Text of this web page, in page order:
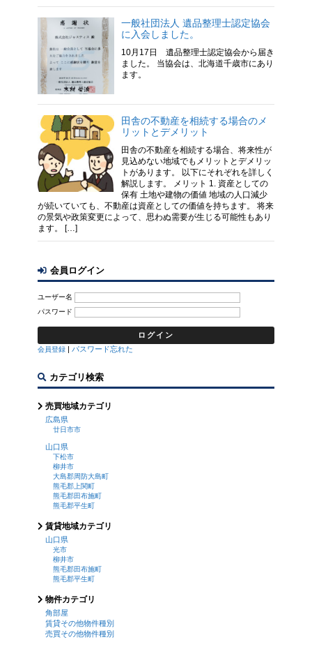
一般社団法人 遺品整理士認定協会
に入会しました。
10月17日 遺品整理士認定協会から届き
ました。 当協会は、北海道千歳市にあり
ます。
田舎の不動産を相続する場合のメ
リットとデメリット
田舎の不動産を相続する場合、将来性が
見込めない地域でもメリットとデメリッ
トがあります。 以下にそれぞれを詳しく
解説します。 メリット 1. 資産としての
保有 土地や建物の価値 地域の人口減少
が続いていても、不動産は資産としての価値を持ちます。 将来
の景気や政策変更によって、思わぬ需要が生じる可能性もあり
ます。 […]
会員ログイン
ユーザー名
パスワード
会員登録 | パスワード忘れた
カテゴリ検索
売買地域カテゴリ
広島県
廿日市市
山口県
下松市
柳井市
大島郡周防大島町
熊毛郡上関町
熊毛郡田布施町
熊毛郡平生町
賃貸地域カテゴリ
山口県
光市
柳井市
熊毛郡田布施町
熊毛郡平生町
物件カテゴリ
角部屋
賃貸その他物件種別
売買その他物件種別